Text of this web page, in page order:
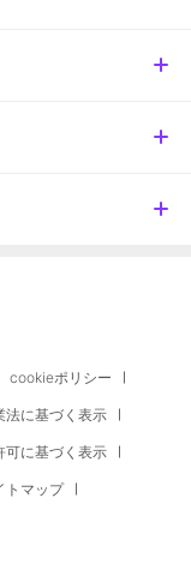
cookieポリシー
法に基づく表示
可に基づく表示
トマップ